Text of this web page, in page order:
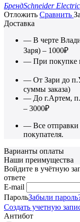
БрендSchneider Electric
Отложить Сравнить
Доставка
— В черте
Заря) – 1000₽
— При покупке
— От Зари до
суммы заказа)
— До г.Артем,
– 3000₽
— Все отправки
покупателя.
Варианты оплаты
Наши преимущества
Войдите в учётную
ответе
E-mail
ПарольЗабыли
Создать учетную
Антибот